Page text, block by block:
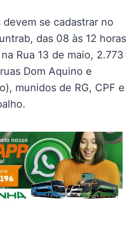
devem se cadastrar no
das 08 às 12 horas
Rua 13 de maio, 2.773
Dom Aquino e
munidos de RG, CPF e